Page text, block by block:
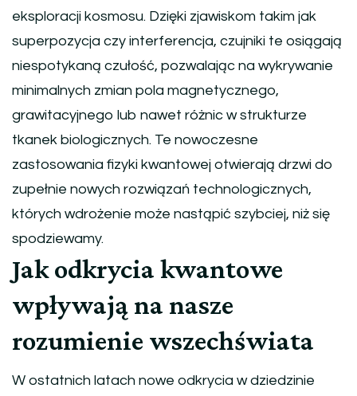
eksploracji kosmosu. Dzięki zjawiskom takim jak
superpozycja czy interferencja, czujniki te osiągają
niespotykaną czułość, pozwalając na wykrywanie
minimalnych zmian pola magnetycznego,
grawitacyjnego lub nawet różnic w strukturze
tkanek biologicznych. Te nowoczesne
zastosowania fizyki kwantowej otwierają drzwi do
zupełnie nowych rozwiązań technologicznych,
których wdrożenie może nastąpić szybciej, niż się
spodziewamy.
Jak odkrycia kwantowe
wpływają na nasze
rozumienie wszechświata
W ostatnich latach nowe odkrycia w dziedzinie